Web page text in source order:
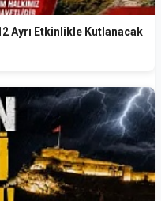
Ayrı Etkinlikle Kutlanacak